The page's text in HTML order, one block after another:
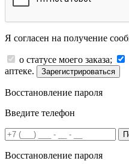
Я согласен на получение
о статусе моего заказа;
аптеке.
Зарегистрироваться
Восстановление пароля
Введите телефон
Восстановление пароля